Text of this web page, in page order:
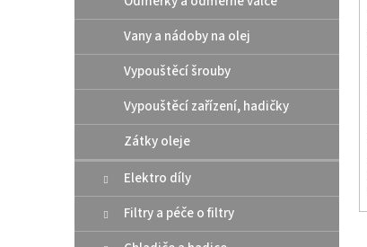
Vany a nádoby na olej
Vypouštěcí šrouby
Vypouštěcí zařízení, hadičky
Zátky oleje
Elektro díly
Filtry a péče o filtry